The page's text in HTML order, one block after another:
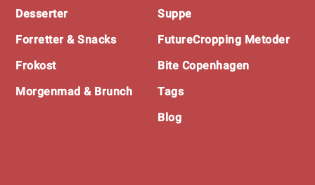
Desserter
Forretter & Snacks
Frokost
Morgenmad & Brunch
Suppe
FutureCropping Metoder
Bite Copenhagen
Tags
Blog